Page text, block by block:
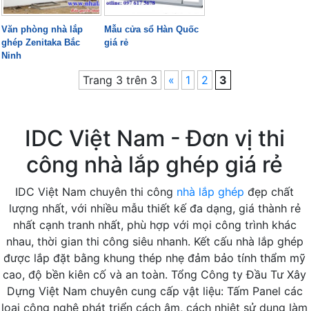
Văn phòng nhà lắp
ghép Zenitaka Bắc
Ninh
Mẫu cửa sổ Hàn Quốc
giá rẻ
Trang 3 trên 3 « 1 2 3
IDC Việt Nam - Đơn vị thi
công nhà lắp ghép giá rẻ
IDC Việt Nam chuyên thi công nhà lắp ghép đẹp chất
lượng nhất, với nhiều mẫu thiết kế đa dạng, giá thành rẻ
nhất cạnh tranh nhất, phù hợp với mọi công trình khác
nhau, thời gian thi công siêu nhanh. Kết cấu nhà lắp ghép
được lắp đặt bằng khung thép nhẹ đảm bảo tính thẩm mỹ
cao, độ bền kiên cố và an toàn. Tổng Công ty Đầu Tư Xây
Dựng Việt Nam chuyên cung cấp vật liệu: Tấm Panel các
loại công nghệ phát triển cách âm, cách nhiệt sử dụng làm